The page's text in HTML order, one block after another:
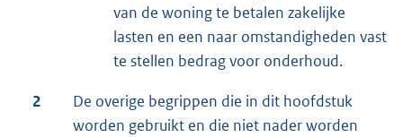
van de woning te betalen zakelijke
lasten en een naar omstandigheden vast
te stellen bedrag voor onderhoud.
2
De overige begrippen die in dit hoofdstuk
worden gebruikt en die niet nader worden